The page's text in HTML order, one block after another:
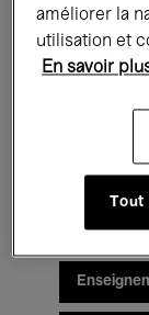
Musique
Pour tous
améliorer la
utilisation et
En savoir
Tout